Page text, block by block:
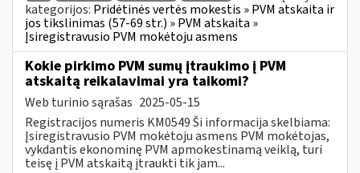
kategorijos: Pridėtinės vertės mokestis » PVM atskaita ir
jos tikslinimas (57-69 str.) » PVM atskaita »
Įsiregistravusio PVM mokėtoju asmens
Kokie pirkimo PVM sumų įtraukimo į PVM
atskaitą reikalavimai yra taikomi?
Web turinio sąrašas 2025-05-15
Registracijos numeris KM0549 Ši informacija skelbiama:
Įsiregistravusio PVM mokėtoju asmens PVM mokėtojas,
vykdantis ekonominę PVM apmokestinamą veiklą, turi
teisę į PVM atskaitą įtraukti tik jam...